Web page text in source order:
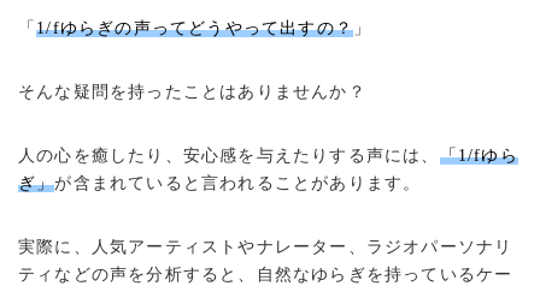
「1/fゆらぎの声ってどうやって出すの？ 」
そんな疑問を持ったことはありませんか？
人の心を癒したり、安心感を与えたりする声には、 「1/fゆら
ぎ」が含まれていると言われることがあります。
実際に、人気アーティストやナレーター、ラジオパーソナリ
ティなどの声を分析すると、自然なゆらぎを持っているケー